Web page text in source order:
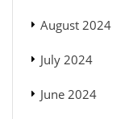
August 2024
July 2024
June 2024